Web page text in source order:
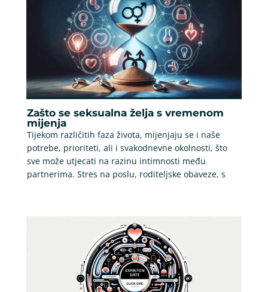
Zašto se seksualna želja s vremenom
mijenja
Tijekom različitih faza života, mijenjaju se i naše
potrebe, prioriteti, ali i svakodnevne okolnosti, što
sve može utjecati na razinu intimnosti među
partnerima. Stres na poslu, roditeljske obaveze, s